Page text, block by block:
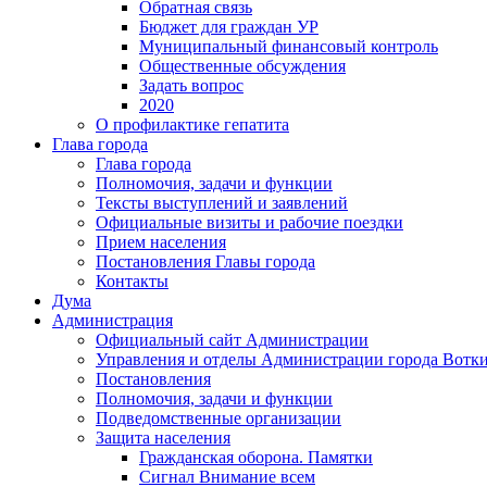
Обратная связь
Бюджет для граждан УР
Муниципальный финансовый контроль
Общественные обсуждения
Задать вопрос
2020
О профилактике гепатита
Глава города
Глава города
Полномочия, задачи и функции
Тексты выступлений и заявлений
Официальные визиты и рабочие поездки
Прием населения
Постановления Главы города
Контакты
Дума
Администрация
Официальный сайт Администрации
Управления и отделы Администрации города
Постановления
Полномочия, задачи и функции
Подведомственные организации
Защита населения
Гражданская оборона. Памятки
Сигнал Внимание всем